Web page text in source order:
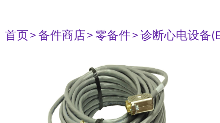
首页> 备件商店> 零备件> 诊断心电设备